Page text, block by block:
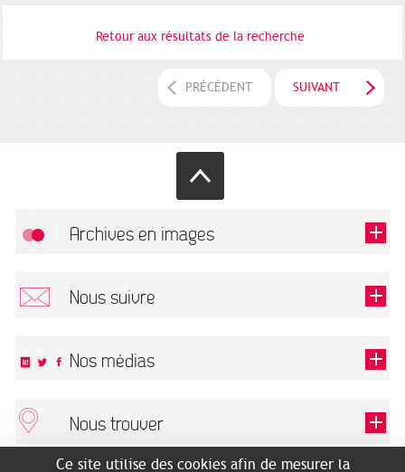
Retour aux résultats de la recherche
PRÉCÉDENT SUIVANT
Archives en images
Nous suivre
Ce champ est exigé.
Nos médias
Nous trouver
ARCHIVES MUNICIPALES
Ce site utilise des cookies afin de mesurer la